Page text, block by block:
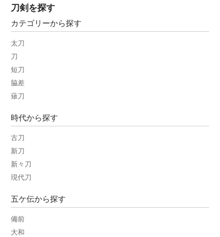
刀剣を探す
カテゴリーから探す
太刀
刀
短刀
脇差
薙刀
時代から探す
古刀
新刀
新々刀
現代刀
五ケ伝から探す
備前
大和